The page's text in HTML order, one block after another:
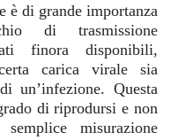
è di grande importanza
di trasmissione
finora disponibili,
carica virale sia
un’infezione. Questa
di riprodursi e non
misurazione